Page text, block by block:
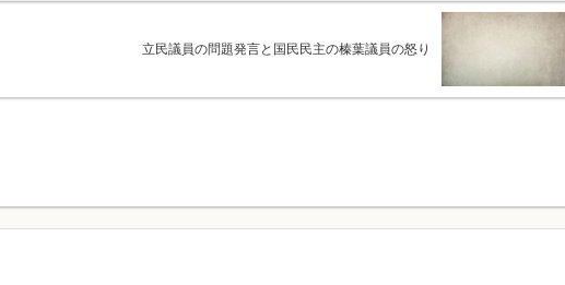
立民議員の問題発言と国民民主の榛葉議員の怒り